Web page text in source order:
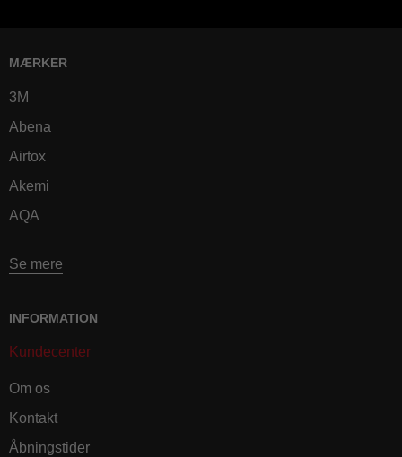
MÆRKER
3M
Abena
Airtox
Akemi
AQA
Se mere
INFORMATION
Kundecenter
Om os
Kontakt
Åbningstider